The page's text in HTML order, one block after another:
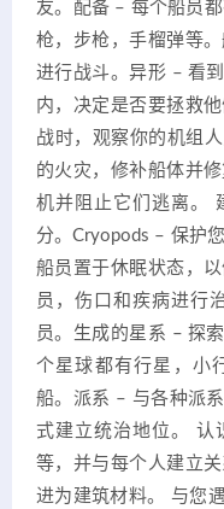
友。配备 – 每个船员
枪，步枪，手榴弹等
进行战斗。异形 – 看
内，决定是否要拯救
战时，观察你的机组
的火灾，修补船体并
机并阻止它们逃离。
分。Cryopods – 保护
船员置于休眠状态，
员，伤口和疾病进行
员。生成的星系 – 探
个星球都有行星，小
船。派系 – 与各种派
式建立统治地位。 认
等，并与每个人建立
进为建筑材料。 与您